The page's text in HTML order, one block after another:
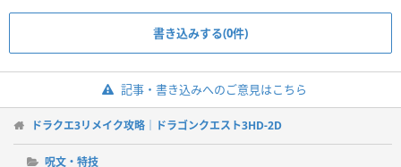
書き込みする(0件)
記事・書き込みへのご意見はこちら
ドラクエ3リメイク攻略｜ドラゴンクエスト3HD-2D
呪文・特技